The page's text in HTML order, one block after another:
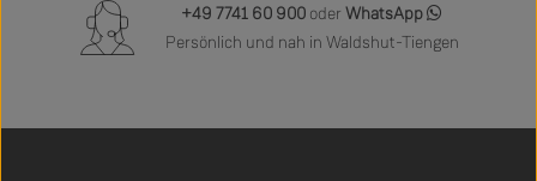
+49 7741 60 900 oder WhatsApp
Persönlich und nah in Waldshut-Tiengen